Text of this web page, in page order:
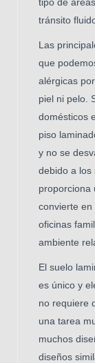
tránsito
Las
que
alérgicas
piel ni pelo.
domésticos
piso
y no se
debido a los
proporciona
convierte
oficinas
ambiente
El suelo
es único y
no requiere
una tarea
muchos
diseños